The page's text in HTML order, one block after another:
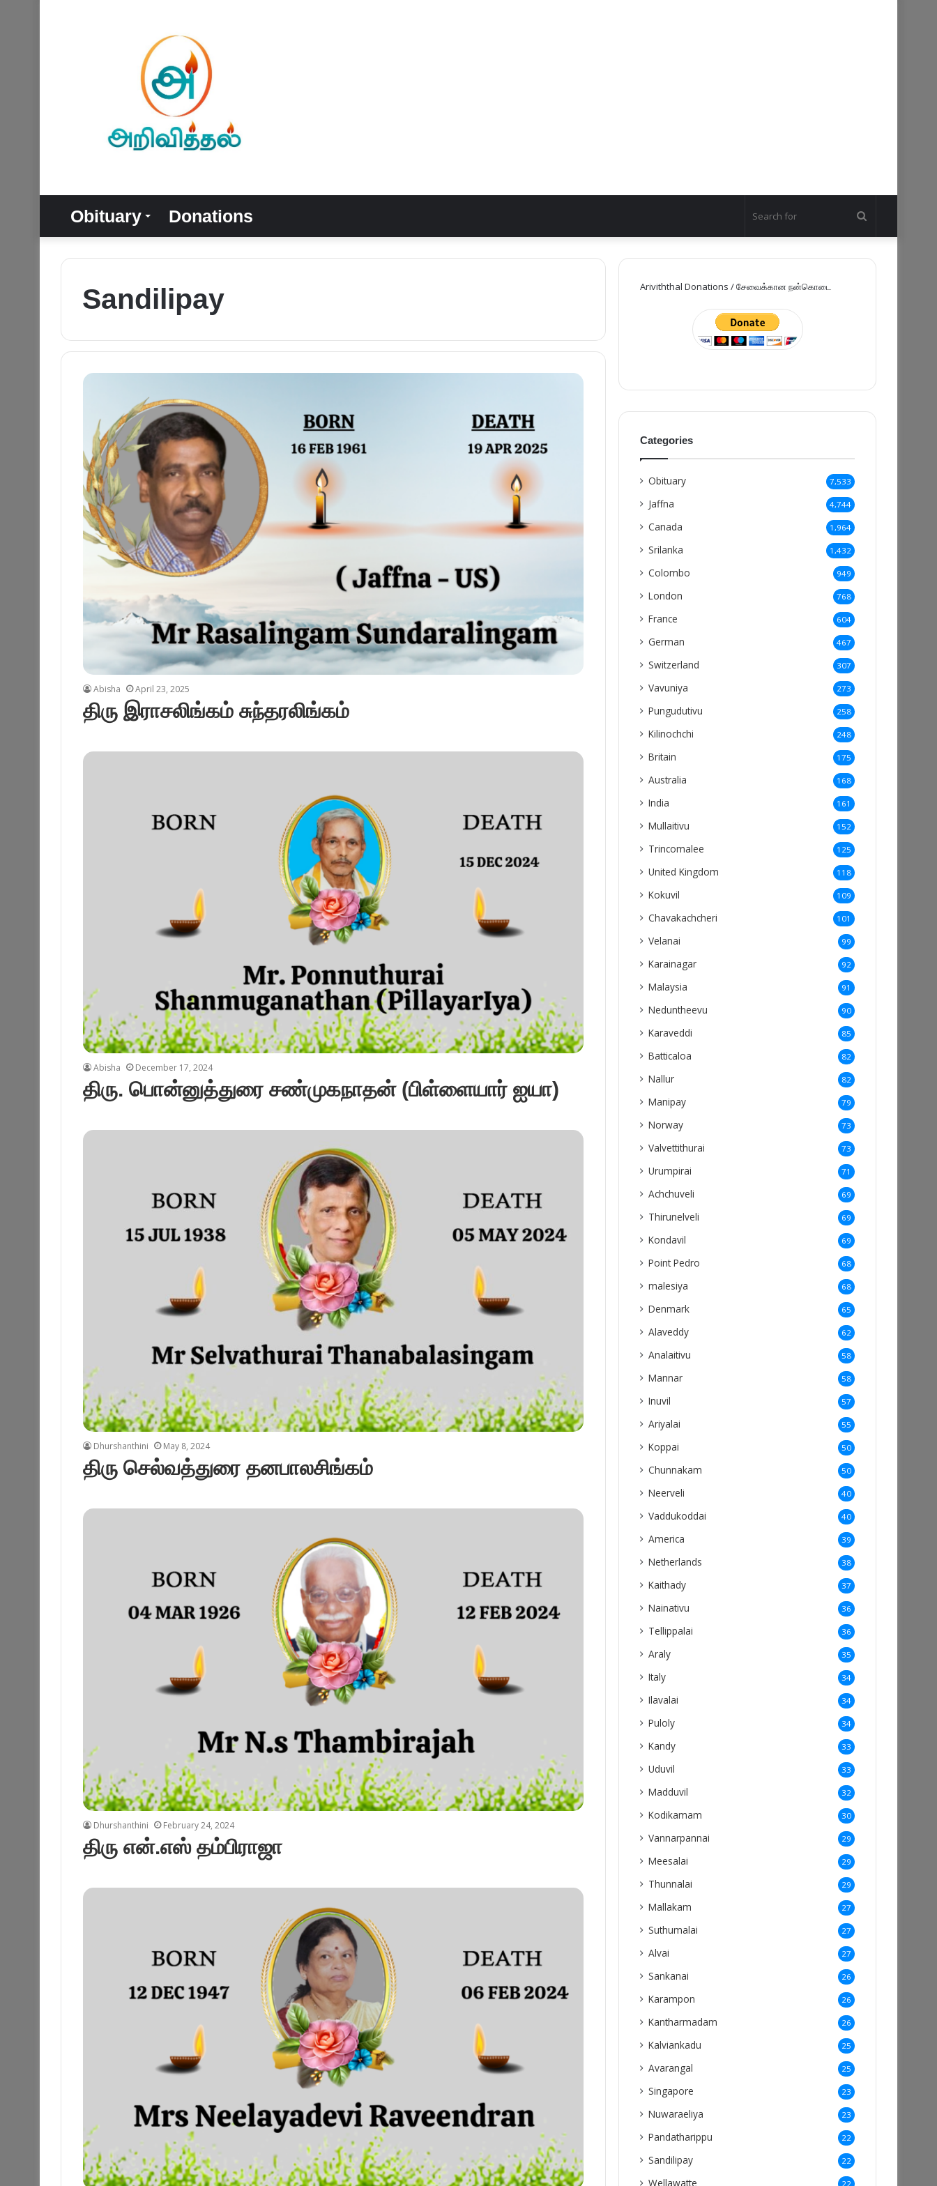
Obituary Donations
for
Sandilipay
Abisha April 23, 2025
திரு இராசலிங்கம் சுந்தரலிங்கம்
Abisha December 17, 2024
திரு. பொன்னுத்துரை சண்முகநாதன் (பிள்ளையார் ஐயா)
Dhurshanthini May 8, 2024
திரு செல்வத்துரை தனபாலசிங்கம்
Dhurshanthini February 24, 2024
திரு என்.எஸ் தம்பிராஜா
Ariviththal Donations / சேவைக்கான நன்கொடை
Categories
Obituary 7,533
Jaffna 4,744
Canada 1,964
Srilanka 1,432
Colombo 949
London 768
France 604
German 467
Switzerland 307
Vavuniya 273
Pungudutivu 258
Kilinochchi 248
Britain 175
Australia 168
India 161
Mullaitivu 152
Trincomalee 125
United Kingdom 118
Kokuvil 109
Chavakachcheri 101
Velanai 99
Karainagar 92
Malaysia 91
Neduntheevu 90
Karaveddi 85
Batticaloa 82
Nallur 82
Manipay 79
Norway 73
Valvettithurai 73
Urumpirai 71
Achchuveli 69
Thirunelveli 69
Kondavil 69
Point Pedro 68
malesiya 68
Denmark 65
Alaveddy 62
Analaitivu 58
Mannar 58
Inuvil 57
Ariyalai 55
Koppai 50
Chunnakam 50
Neerveli 40
Vaddukoddai 40
America 39
Netherlands 38
Kaithady 37
Nainativu 36
Tellippalai 36
Araly 35
Italy 34
Ilavalai 34
Puloly 34
Kandy 33
Uduvil 33
Madduvil 32
Kodikamam 30
Vannarpannai 29
Meesalai 29
Thunnalai 29
Mallakam 27
Suthumalai 27
Alvai 27
Sankanai 26
Karampon 26
Kantharmadam 26
Kalviankadu 25
Avarangal 25
Singapore 23
Nuwaraeliya 23
Pandatharippu 22
Sandilipay 22
Wellawatte 22